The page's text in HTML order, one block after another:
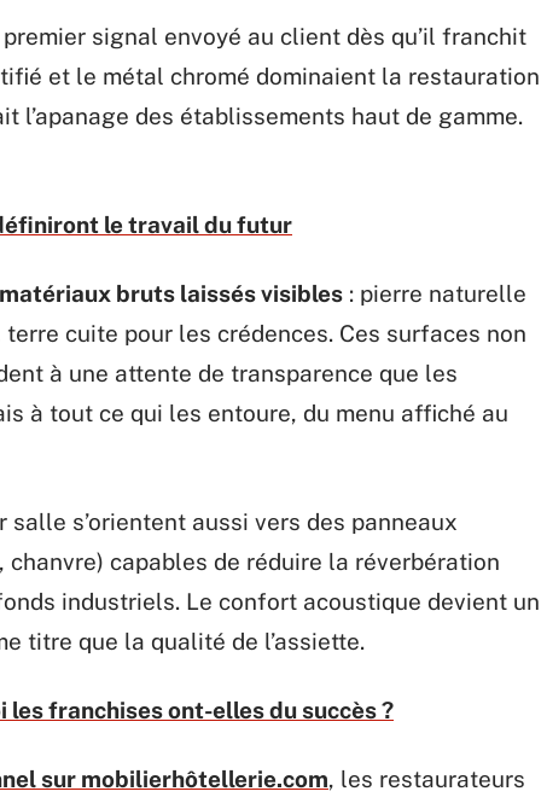
signal envoyé au client dès qu’il franchit
et le métal chromé dominaient la restauration
l’apanage des établissements haut de gamme.
le travail du futur
matériaux bruts laissés visibles : pierre naturelle
cuite pour les crédences. Ces surfaces non
à une attente de transparence que les
à tout ce qui les entoure, du menu affiché au
s’orientent aussi vers des panneaux
capables de réduire la réverbération
industriels. Le confort acoustique devient un
titre que la qualité de l’assiette.
les franchises ont-elles du succès ?
sur mobilierhôtellerie.com, les restaurateurs